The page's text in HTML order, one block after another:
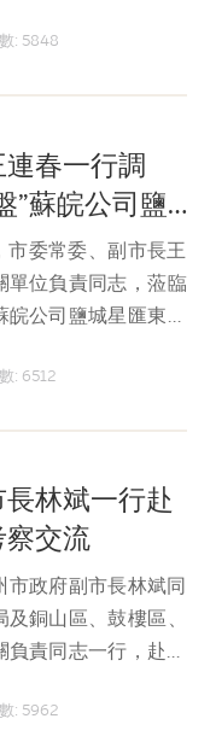
: 5848
春一行調
”蘇皖公司鹽
市委常委、副市長王
單位負責同志，蒞臨
公司鹽城星匯東方
優異的改善型樓盤
: 6512
林斌一行赴
交流
市政府副市長林斌同
銅山區、鼓樓區、
責同志一行，赴深
等內容進行深入座
: 5962